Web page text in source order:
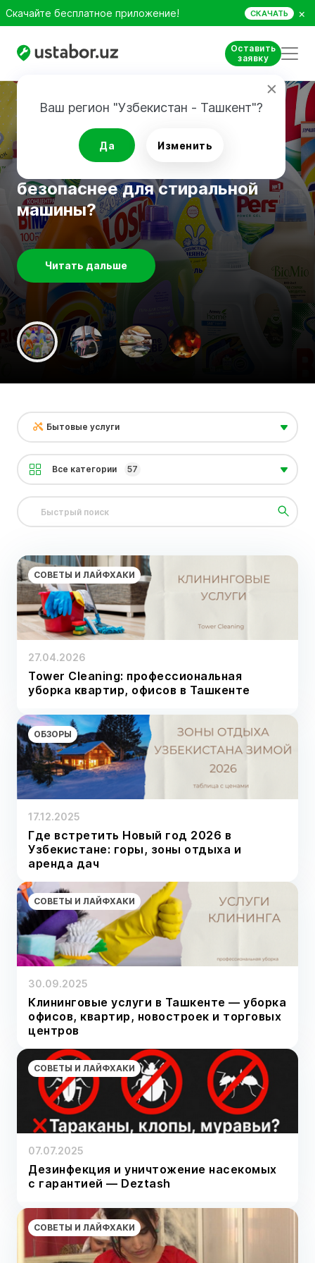
Скачайте бесплатное приложение! СКАЧАТЬ ×
Оставить
заявку
Ваш регион "Узбекистан - Ташкент"?
Да Изменить
Обзоры
Порошок или гель — что лучше
отстирывает вещи и
безопаснее для стиральной
машины?
Читать дальше
Бытовые услуги
Все категории 57
СОВЕТЫ И ЛАЙФХАКИ
27.04.2026
Tower Cleaning: профессиональная
уборка квартир, офисов в Ташкенте
ОБЗОРЫ
17.12.2025
Где встретить Новый год 2026 в
Узбекистане: горы, зоны отдыха и
аренда дач
СОВЕТЫ И ЛАЙФХАКИ
30.09.2025
Клининговые услуги в Ташкенте — уборка
офисов, квартир, новостроек и торговых
центров
СОВЕТЫ И ЛАЙФХАКИ
07.07.2025
Дезинфекция и уничтожение насекомых
с гарантией — Deztash
СОВЕТЫ И ЛАЙФХАКИ